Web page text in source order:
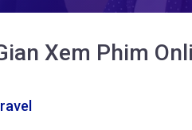
Xem Phim